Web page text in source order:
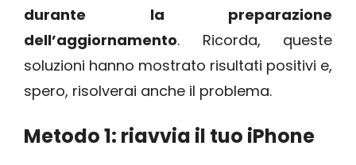
durante la preparazione
dell’aggiornamento. Ricorda, queste
soluzioni hanno mostrato risultati positivi e,
spero, risolverai anche il problema.
Metodo 1: riavvia il tuo iPhone